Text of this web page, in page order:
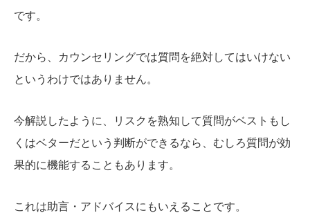
です。
だから、カウンセリングでは質問を絶対してはいけない
というわけではありません。
今解説したように、リスクを熟知して質問がベストもし
くはベターだという判断ができるなら、むしろ質問が効
果的に機能することもあります。
これは助言・アドバイスにもいえることです。